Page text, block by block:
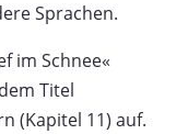
Sprachen.
im Schnee«
Titel
(Kapitel 11) auf.